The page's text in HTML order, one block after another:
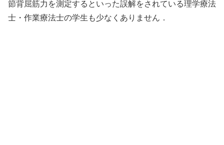
節背屈筋力を測定するといった誤解をされている理学療法
士・作業療法士の学生も少なくありません．